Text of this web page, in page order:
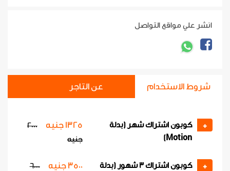
Shape/MIX)
انشر علي مواقع التواصل
شروط الاستخدام عن التاجر
+
كوبون اشتراك شهر (بدلة
Motion)
1325 جنيه
2000
جنيه
+
كوبون اشتراك 3 شهور (بدلة
3500 جنيه
6000